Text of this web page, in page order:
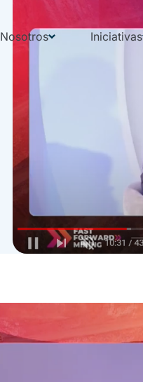
Nosotros Iniciativas